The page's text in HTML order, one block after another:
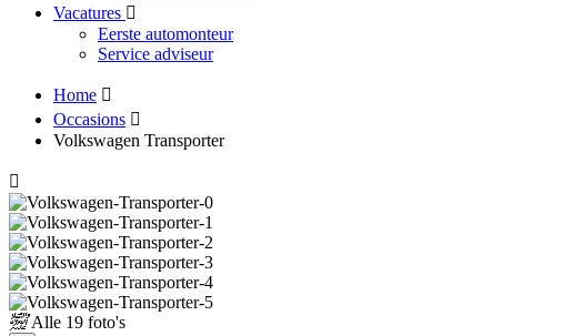
Vacatures
Eerste automonteur
Service adviseur
Home
Occasions
Volkswagen Transporter
Alle 19 foto's